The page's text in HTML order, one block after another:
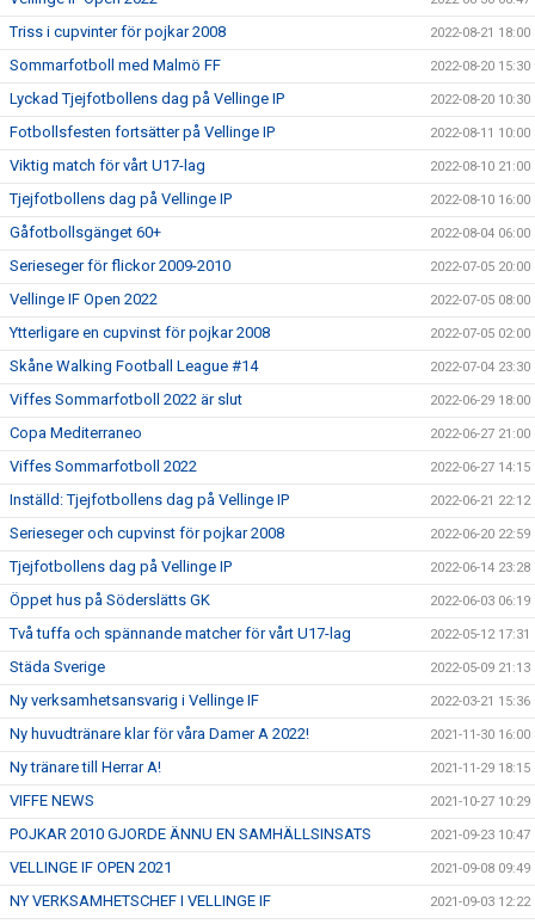
Triss i cupvinter för pojkar 2008 2022-08-21 18:00
Sommarfotboll med Malmö FF 2022-08-20 15:30
Lyckad Tjejfotbollens dag på Vellinge IP 2022-08-20 10:30
Fotbollsfesten fortsätter på Vellinge IP 2022-08-11 10:00
Viktig match för vårt U17-lag 2022-08-10 21:00
Tjejfotbollens dag på Vellinge IP 2022-08-10 16:00
Gåfotbollsgänget 60+ 2022-08-04 06:00
Serieseger för flickor 2009-2010 2022-07-05 20:00
Vellinge IF Open 2022 2022-07-05 08:00
Ytterligare en cupvinst för pojkar 2008 2022-07-05 02:00
Skåne Walking Football League #14 2022-07-04 23:30
Viffes Sommarfotboll 2022 är slut 2022-06-29 18:00
Copa Mediterraneo 2022-06-27 21:00
Viffes Sommarfotboll 2022 2022-06-27 14:15
Inställd: Tjejfotbollens dag på Vellinge IP 2022-06-21 22:12
Serieseger och cupvinst för pojkar 2008 2022-06-20 22:59
Tjejfotbollens dag på Vellinge IP 2022-06-14 23:28
Öppet hus på Söderslätts GK 2022-06-03 06:19
Två tuffa och spännande matcher för vårt U17-lag 2022-05-12 17:31
Städa Sverige 2022-05-09 21:13
Ny verksamhetsansvarig i Vellinge IF 2022-03-21 15:36
Ny huvudtränare klar för våra Damer A 2022! 2021-11-30 16:00
Ny tränare till Herrar A! 2021-11-29 18:15
VIFFE NEWS 2021-10-27 10:29
POJKAR 2010 GJORDE ÄNNU EN SAMHÄLLSINSATS 2021-09-23 10:47
VELLINGE IF OPEN 2021 2021-09-08 09:49
NY VERKSAMHETSCHEF I VELLINGE IF 2021-09-03 12:22